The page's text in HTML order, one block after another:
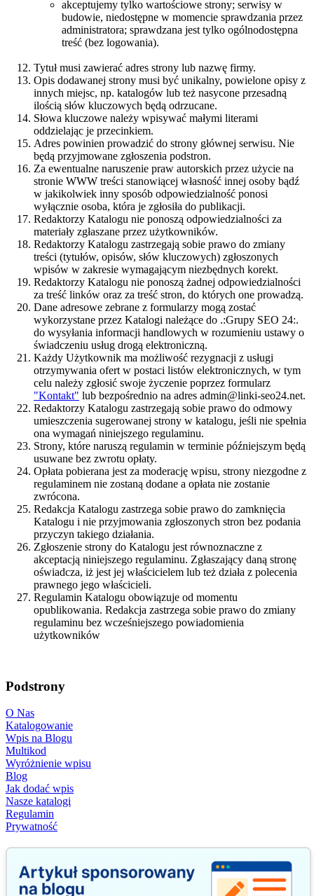
akceptujemy tylko wartościowe strony; serwisy w
budowie, niedostępne w momencie sprawdzania przez
administratora; sprawdzana jest tylko ogólnodostępna
treść (bez logowania).
Tytuł musi zawierać adres strony lub nazwę firmy.
Opis dodawanej strony musi być unikalny, powielone opisy z
innych miejsc, np. katalogów lub też nasycone przesadną
ilością słów kluczowych będą odrzucane.
Słowa kluczowe należy wpisywać małymi literami
oddzielając je przecinkiem.
Adres powinien prowadzić do strony głównej serwisu. Nie
będą przyjmowane zgłoszenia podstron.
Za ewentualne naruszenie praw autorskich przez użycie na
stronie WWW treści stanowiącej własność innej osoby bądź
w jakikolwiek inny sposób odpowiedzialność ponosi
wyłącznie osoba, która je zgłosiła do publikacji.
Redaktorzy Katalogu nie ponoszą odpowiedzialności za
materiały zgłaszane przez użytkowników.
Redaktorzy Katalogu zastrzegają sobie prawo do zmiany
treści (tytułów, opisów, słów kluczowych) zgłoszonych
wpisów w zakresie wymagającym niezbędnych korekt.
Redaktorzy Katalogu nie ponoszą żadnej odpowiedzialności
za treść linków oraz za treść stron, do których one prowadzą.
Dane adresowe zebrane z formularzy mogą zostać
wykorzystane przez Katalogi należące do .:Grupy SEO 24:.
do wysyłania informacji handlowych w rozumieniu ustawy o
świadczeniu usług drogą elektroniczną.
Każdy Użytkownik ma możliwość rezygnacji z usługi
otrzymywania ofert w postaci listów elektronicznych, w tym
celu należy zgłosić swoje życzenie poprzez formularz
"Kontakt" lub bezpośrednio na adres admin@linki-seo24.net.
Redaktorzy Katalogu zastrzegają sobie prawo do odmowy
umieszczenia sugerowanej strony w katalogu, jeśli nie spełnia
ona wymagań niniejszego regulaminu.
Strony, które naruszą regulamin w terminie późniejszym będą
usuwane bez zwrotu opłaty.
Opłata pobierana jest za moderację wpisu, strony niezgodne z
regulaminem nie zostaną dodane a opłata nie zostanie
zwrócona.
Redakcja Katalogu zastrzega sobie prawo do zamknięcia
Katalogu i nie przyjmowania zgłoszonych stron bez podania
przyczyn takiego działania.
Zgłoszenie strony do Katalogu jest równoznaczne z
akceptacją niniejszego regulaminu. Zgłaszający daną stronę
oświadcza, iż jest jej właścicielem lub też działa z polecenia
prawnego jego właścicieli.
Regulamin Katalogu obowiązuje od momentu
opublikowania. Redakcja zastrzega sobie prawo do zmiany
regulaminu bez wcześniejszego powiadomienia
użytkowników
Podstrony
O Nas
Katalogowanie
Wpis na Blogu
Multikod
Wyróżnienie wpisu
Blog
Jak dodać wpis
Nasze katalogi
Regulamin
Prywatność